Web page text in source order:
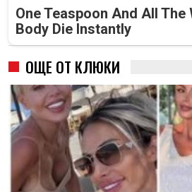
One Teaspoon And All The
Body Die Instantly
ОЩЕ ОТ КЛЮКИ